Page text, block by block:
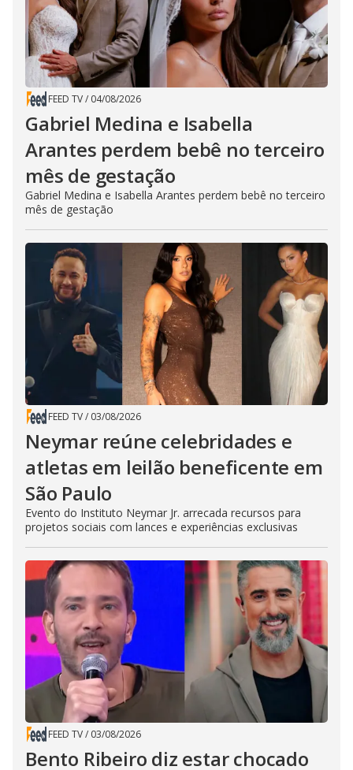
FEED TV/ 04/08/2026
Gabriel Medina e Isabella
Arantes perdem bebê no terceiro
mês de gestação
Gabriel Medina e Isabella Arantes perdem bebê no terceiro
mês de gestação
FEED TV/ 03/08/2026
Neymar reúne celebridades e
atletas em leilão beneficente em
São Paulo
Evento do Instituto Neymar Jr. arrecada recursos para
projetos sociais com lances e experiências exclusivas
FEED TV/ 03/08/2026
Bento Ribeiro diz estar chocado